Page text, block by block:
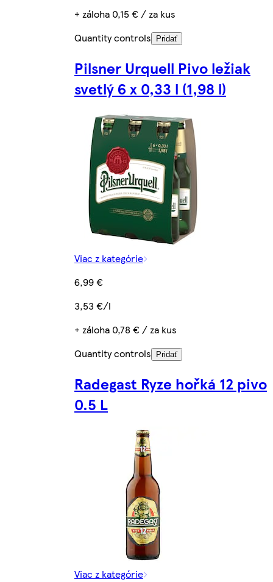
+ záloha 0,15 € / za kus
Quantity controls
Pridať
Pilsner Urquell Pivo ležiak
svetlý 6 x 0,33 l (1,98 l)
Viac z kategórie
6,99 €
3,53 €/l
+ záloha 0,78 € / za kus
Quantity controls
Pridať
Radegast Ryze hořká 12 pivo
0.5 L
Viac z kategórie